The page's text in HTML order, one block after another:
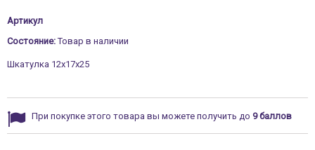
Артикул
Состояние: Товар в наличии
Шкатулка 12х17х25
При покупке этого товара вы можете получить до 9баллов